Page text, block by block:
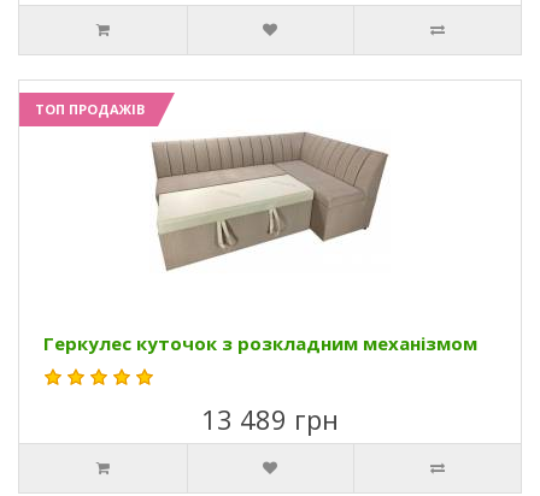
ТОП ПРОДАЖІВ
Геркулес куточок з розкладним механізмом
13 489 грн